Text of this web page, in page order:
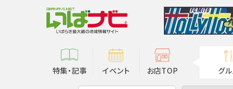
特集・記事 イベント お店TOP グ